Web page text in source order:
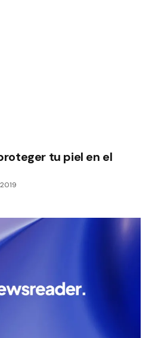
tu piel en el